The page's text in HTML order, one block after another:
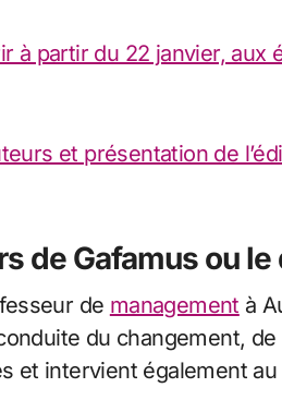
à partir du 22 janvier, aux
et présentation de
de Gafamusou le
de management à
du changement,
et intervient également